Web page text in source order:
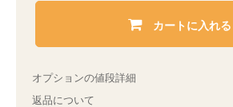
カートに入れる
オプションの値段詳細
返品について